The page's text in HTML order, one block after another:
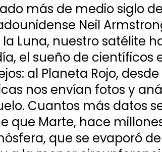
más de medio siglo
Neil
Luna, nuestro satélite
el sueño de científicos
al Planeta Rojo,
nos envían fotos y
Cuantos más datos
que Marte, hace
que se evaporó